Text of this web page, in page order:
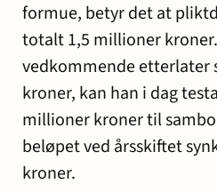
formue, betyr det at
totalt 1,5 millioner
vedkommende etterlater
kroner, kan han i dag
millioner kroner til
beløpet ved årsskiftet
kroner.